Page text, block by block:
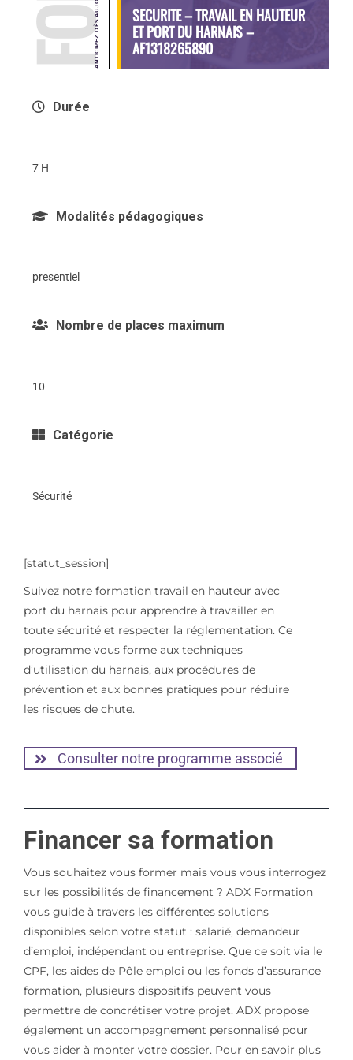
SECURITE – TRAVAIL EN HAUTEUR
ET PORT DU HARNAIS –
AF1318265890
Durée
7 H
Modalités pédagogiques
presentiel
Nombre de places maximum
10
Catégorie
Sécurité
[statut_session]
Suivez notre formation travail en hauteur avec
port du harnais pour apprendre à travailler en
toute sécurité et respecter la réglementation. Ce
programme vous forme aux techniques
d’utilisation du harnais, aux procédures de
prévention et aux bonnes pratiques pour réduire
les risques de chute.
Consulter notre programme associé
Financer sa formation
Vous souhaitez vous former mais vous vous interrogez
sur les possibilités de financement ? ADX Formation
vous guide à travers les différentes solutions
disponibles selon votre statut : salarié, demandeur
d’emploi, indépendant ou entreprise. Que ce soit via le
CPF, les aides de Pôle emploi ou les fonds d’assurance
formation, plusieurs dispositifs peuvent vous
permettre de concrétiser votre projet. ADX propose
également un accompagnement personnalisé pour
vous aider à monter votre dossier. Pour en savoir plus